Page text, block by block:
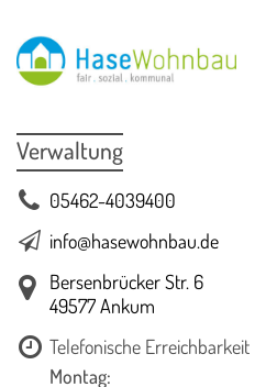
Verwaltung
05462-4039400
info@hasewohnbau.de
Bersenbrücker Str. 6
49577 Ankum
Telefonische Erreichbarkeit
Montag: